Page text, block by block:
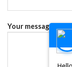
Your message